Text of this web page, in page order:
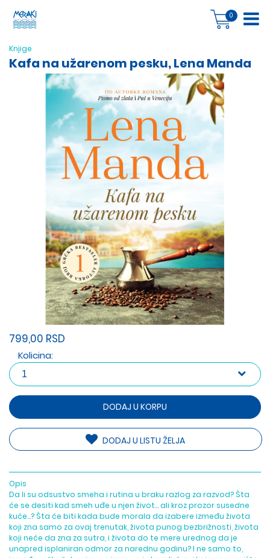
0
Knjige
Kafa na užarenom pesku, Lena Manda
799,00 RSD
Kolicina:
DODAJ U KORPU
DODAJ U LISTU ŽELJA
Opis
Da li su odsustvo smeha i rutina u braku razlog za razvod? Šta
će se desiti kad smeh uđe u njen život… ali kroz prozor susedne
kuće…? Šta će biti kada bude morala da izabere između života
koji zna samo za ovaj trenutak, života punog bezbrižnosti, života
koji neće da zna za sutra, i života do te mere urednog da je
unapred isplaniran odmor za narednu godinu? I ne samo to,